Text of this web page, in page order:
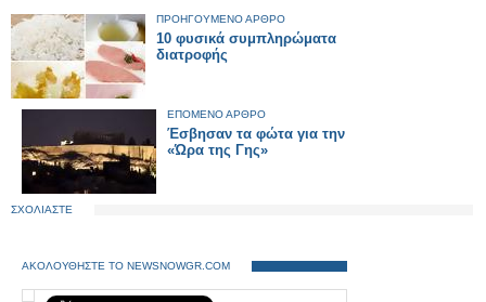
ΠΡΟΗΓΟΥΜΕΝΟ ΑΡΘΡΟ
10 φυσικά συμπληρώματα
διατροφής
ΕΠΟΜΕΝΟ ΑΡΘΡΟ
Έσβησαν τα φώτα για την
«Ώρα της Γης»
ΣΧΟΛΙΑΣΤΕ
ΑΚΟΛΟΥΘΗΣΤΕ ΤΟ NEWSNOWGR.COM